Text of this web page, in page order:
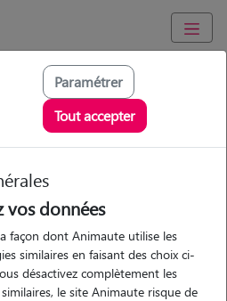
d'Azur /Bouches-du-Rhône
- Petsitter à
EN PROVENCE
Paramétrer
Tout accepter
vos données
façon dont Animaute utilise les
similaires en faisant des choix ci-
désactivez complètement les
le site Animaute risque de